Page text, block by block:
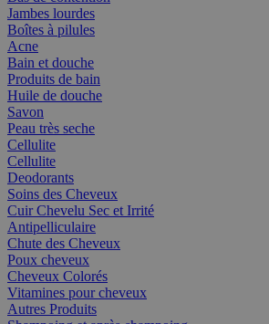
Jambes lourdes
Boîtes à pilules
Acne
Bain et douche
Produits de bain
Huile de douche
Savon
Peau très seche
Cellulite
Cellulite
Deodorants
Soins des Cheveux
Cuir Chevelu Sec et Irrité
Antipelliculaire
Chute des Cheveux
Poux cheveux
Cheveux Colorés
Vitamines pour cheveux
Autres Produits